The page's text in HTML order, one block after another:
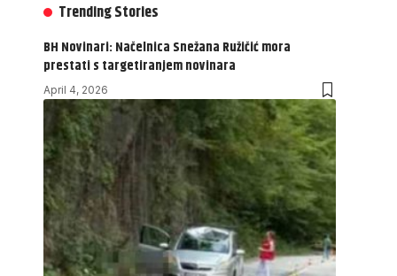
Trending Stories
BH Novinari: Načelnica Snežana Ružičić mora
prestati s targetiranjem novinara
April 4, 2026